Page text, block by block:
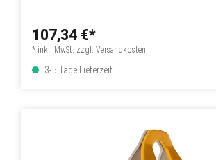
107,34 €*
* inkl. MwSt. zzgl. Versandkosten
3-5 Tage Lieferzeit